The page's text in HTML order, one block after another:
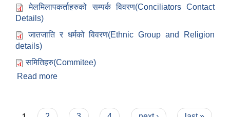
मेलमिलापकर्ताहरुको सम्पर्क विवरण(Conciliators Contact
Details)
जातजाति र धर्मको विवरण(Ethnic Group and Religion
details)
समितिहरु(Commitee)
Read more